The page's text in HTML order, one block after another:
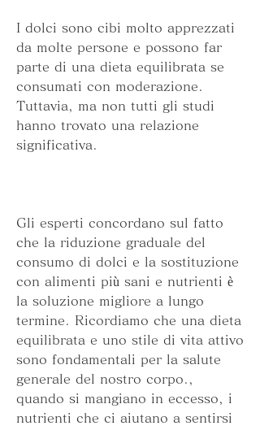
I dolci sono cibi molto apprezzati
da molte persone e possono far
parte di una dieta equilibrata se
consumati con moderazione.
Tuttavia, ma non tutti gli studi
hanno trovato una relazione
significativa.
Gli esperti concordano sul fatto
che la riduzione graduale del
consumo di dolci e la sostituzione
con alimenti più sani e nutrienti è
la soluzione migliore a lungo
termine. Ricordiamo che una dieta
equilibrata e uno stile di vita attivo
sono fondamentali per la salute
generale del nostro corpo.,
quando si mangiano in eccesso, i
nutrienti che ci aiutano a sentirsi